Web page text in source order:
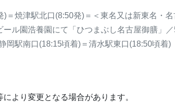
＝焼津駅北口(8:50発)＝＜東名又は新東名・
ル園浩養園にて「ひつまぶし名古屋御膳」
岡駅南口(18:15頃着)＝清水駅東口(18:50頃着)
より変更となる場合があります。